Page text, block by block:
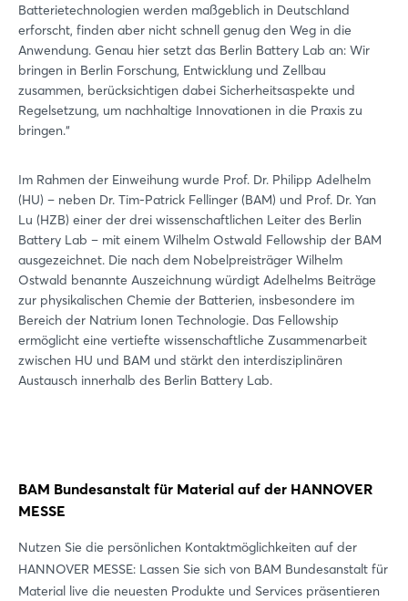
Batterietechnologien werden maßgeblich in Deutschland
erforscht, finden aber nicht schnell genug den Weg in die
Anwendung. Genau hier setzt das Berlin Battery Lab an: Wir
bringen in Berlin Forschung, Entwicklung und Zellbau
zusammen, berücksichtigen dabei Sicherheitsaspekte und
Regelsetzung, um nachhaltige Innovationen in die Praxis zu
bringen.“
Im Rahmen der Einweihung wurde Prof. Dr. Philipp Adelhelm
(HU) – neben Dr. Tim-Patrick Fellinger (BAM) und Prof. Dr. Yan
Lu (HZB) einer der drei wissenschaftlichen Leiter des Berlin
Battery Lab – mit einem Wilhelm Ostwald Fellowship der BAM
ausgezeichnet. Die nach dem Nobelpreisträger Wilhelm
Ostwald benannte Auszeichnung würdigt Adelhelms Beiträge
zur physikalischen Chemie der Batterien, insbesondere im
Bereich der Natrium Ionen Technologie. Das Fellowship
ermöglicht eine vertiefte wissenschaftliche Zusammenarbeit
zwischen HU und BAM und stärkt den interdisziplinären
Austausch innerhalb des Berlin Battery Lab.
BAM Bundesanstalt für Material auf der HANNOVER
MESSE
Nutzen Sie die persönlichen Kontaktmöglichkeiten auf der
HANNOVER MESSE: Lassen Sie sich von BAM Bundesanstalt für
Material live die neuesten Produkte und Services präsentieren